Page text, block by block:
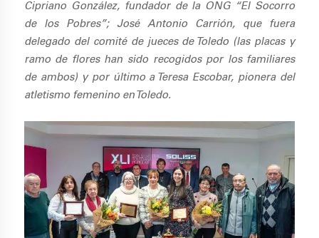
Cipriano González, fundador de la ONG “El Socorro
de los Pobres”; José Antonio Carrión, que fuera
delegado del comité de jueces de Toledo (las placas y
ramo de flores han sido recogidos por los familiares
de ambos) y por último a Teresa Escobar, pionera del
atletismo femenino en Toledo.